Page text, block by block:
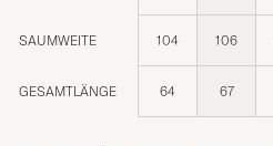
SAUMWEITE 104 106
GESAMTLÄNGE 64 67